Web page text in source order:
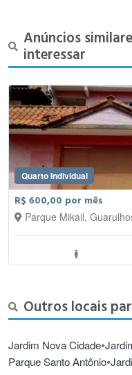
Anúncios
interessar
Quarto Individual
R$ 600,00 por mês
Parque Mikail,
Outros locais
Jardim Nova Cidade•
Parque Santo Antônio•